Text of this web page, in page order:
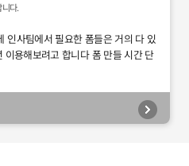
다.
인사팀에서 필요한 폼들은 거의 다 있
이용해보려고 합니다 폼 만들 시간 단